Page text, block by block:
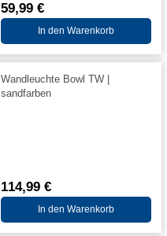
59,99 €
In den Warenkorb
Wandleuchte Bowl TW |
sandfarben
114,99 €
In den Warenkorb